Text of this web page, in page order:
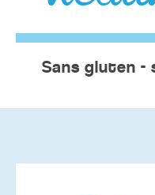
Sans gluten -